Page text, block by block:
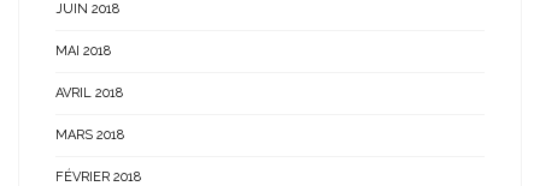
JUIN 2018
MAI 2018
AVRIL 2018
MARS 2018
FÉVRIER 2018